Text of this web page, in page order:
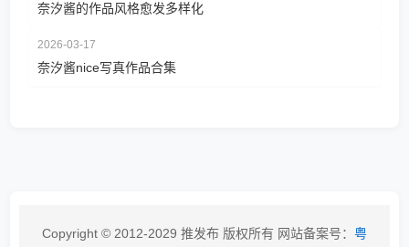
奈汐酱的作品风格愈发多样化
2026-03-17
奈汐酱nice写真作品合集
Copyright © 2012-2029 推发布 版权所有 网站备案号： 粤